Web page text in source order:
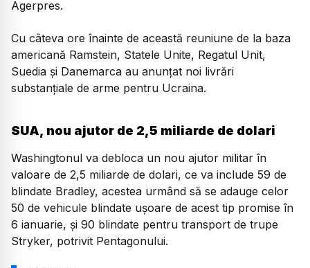
Agerpres.
Cu câteva ore înainte de această reuniune de la baza
americană Ramstein, Statele Unite, Regatul Unit,
Suedia şi Danemarca au anunţat noi livrări
substanţiale de arme pentru Ucraina.
SUA, nou ajutor de 2,5 miliarde de dolari
Washingtonul va debloca un nou ajutor militar în
valoare de 2,5 miliarde de dolari, ce va include 59 de
blindate Bradley, acestea urmând să se adauge celor
50 de vehicule blindate uşoare de acest tip promise în
6 ianuarie, şi 90 blindate pentru transport de trupe
Stryker, potrivit Pentagonului.